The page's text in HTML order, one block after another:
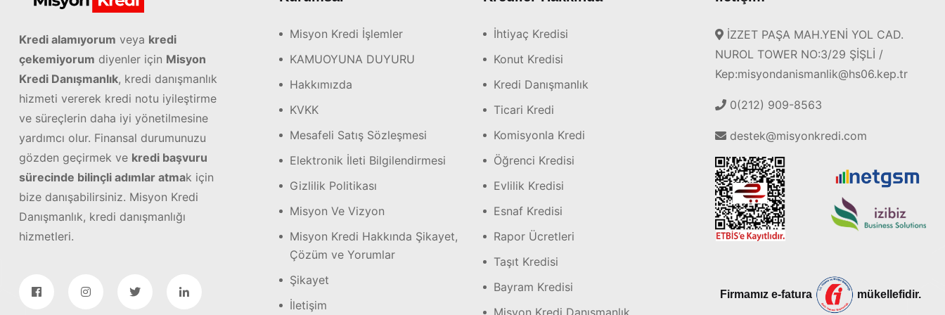
Kredi alamıyorum veya kredi
çekemiyorum diyenler için Misyon
Kredi Danışmanlık, kredi danışmanlık
hizmeti vererek kredi notu iyileştirme
ve süreçlerin daha iyi yönetilmesine
yardımcı olur. Finansal durumunuzu
gözden geçirmek ve kredi başvuru
sürecinde bilinçli adımlar atmak için
bize danışabilirsiniz. Misyon Kredi
Danışmanlık, kredi danışmanlığı
hizmetleri.
Misyon Kredi İşlemler
KAMUOYUNA DUYURU
Hakkımızda
KVKK
Mesafeli Satış Sözleşmesi
Elektronik İleti Bilgilendirmesi
Gizlilik Politikası
Misyon Ve Vizyon
Misyon Kredi Hakkında Şikayet,
Çözüm ve Yorumlar
Şikayet
İletişim
İhtiyaç Kredisi
Konut Kredisi
Kredi Danışmanlık
Ticari Kredi
Komisyonla Kredi
Öğrenci Kredisi
Evlilik Kredisi
Esnaf Kredisi
Rapor Ücretleri
Taşıt Kredisi
Bayram Kredisi
İZZET PAŞA MAH.YENİ YOL CAD.
NUROL TOWER NO:3/29 ŞİŞLİ /
Kep:misyondanismanlik@hs06.kep.tr
0(212) 909-8563
destek@misyonkredi.com
Firmamız e-fatura mükellefidir.